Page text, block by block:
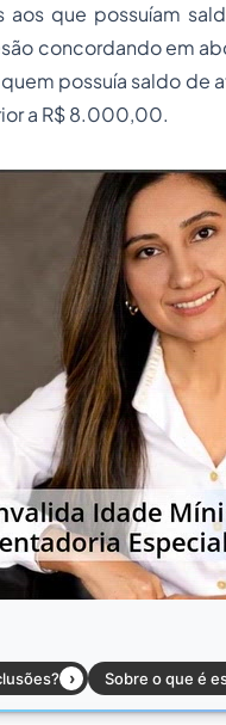
aos que possuíam
concordando em
possuía saldo de
a R$ 8.000,00.